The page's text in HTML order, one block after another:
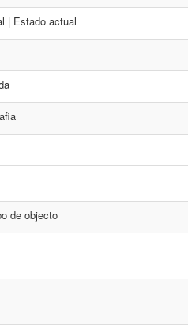
| Estado actual
de objecto